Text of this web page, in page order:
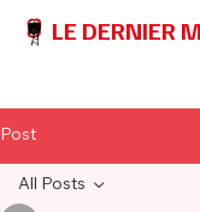
LE DERNIER
Post
All Posts